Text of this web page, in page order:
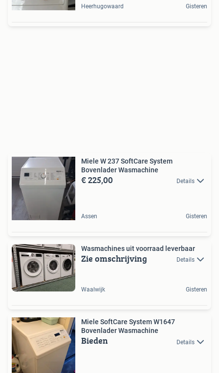
Heerhugowaard Gisteren
Miele W 237 SoftCare System
Bovenlader Wasmachine
€ 225,00 Details
Assen Gisteren
Wasmachines uit voorraad leverbaar
Zie omschrijving Details
Waalwijk Gisteren
Miele SoftCare System W1647
Bovenlader Wasmachine
Bieden Details